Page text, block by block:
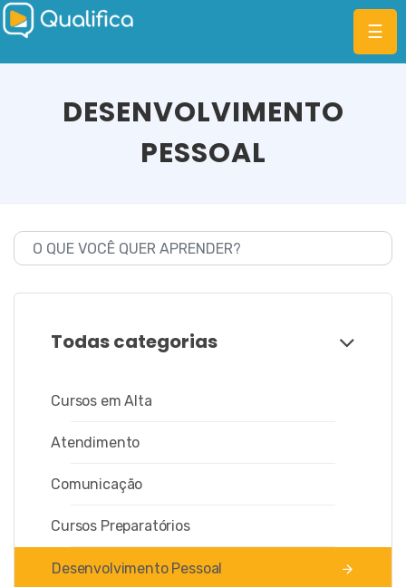
MBA
ENTRAR
☰
DESENVOLVIMENTO
PESSOAL
Todas categorias
Cursos em Alta
Atendimento
Comunicação
Cursos Preparatórios
Desenvolvimento Pessoal